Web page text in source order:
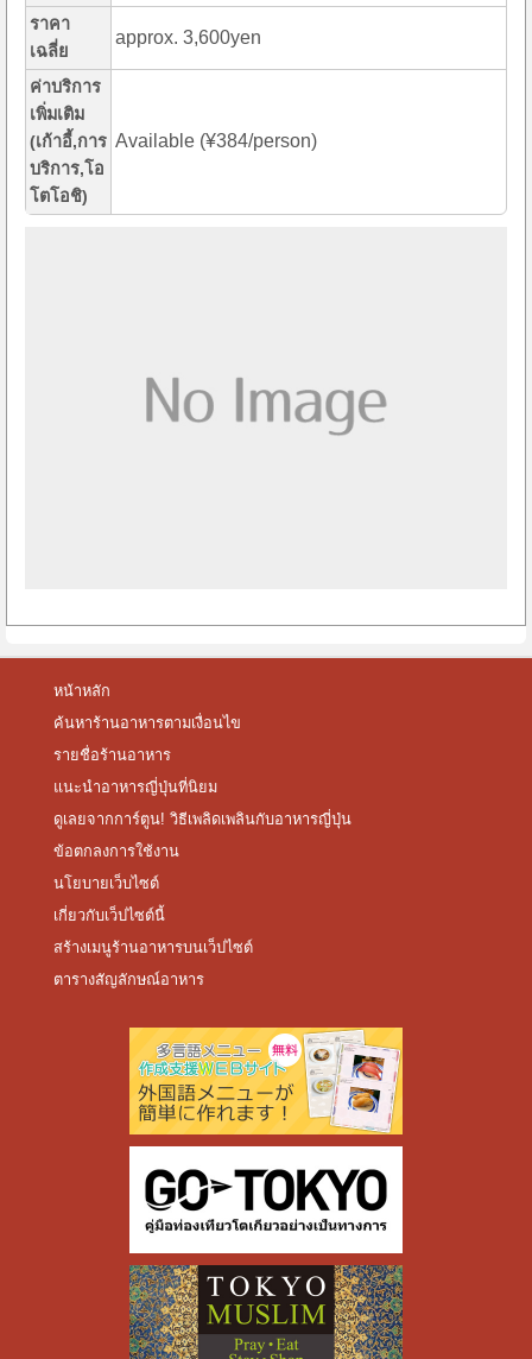
ราคา
เฉลี่ย
approx. 3,600yen
ค่าบริการ
เพิ่มเติม
(เก้าอี้,การ
บริการ,โอ
โตโอชิ)
Available (¥384/person)
หน้าหลัก
ค้นหาร้านอาหารตามเงื่อนไข
รายชื่อร้านอาหาร
แนะนำอาหารญี่ปุ่นที่นิยม
ดูเลยจากการ์ตูน! วิธีเพลิดเพลินกับอาหารญี่ปุ่น
ข้อตกลงการใช้งาน
นโยบายเว็บไซต์
เกี่ยวกับเว็ปไซต์นี้
สร้างเมนูร้านอาหารบนเว็ปไซต์
ตารางสัญลักษณ์อาหาร